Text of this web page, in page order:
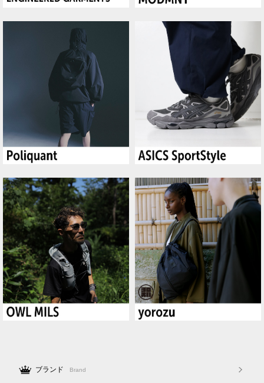
ブランド Brand